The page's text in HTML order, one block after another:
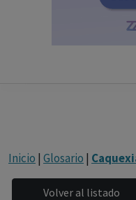
con ejercicio
fármacos se facilita a
Inicio | Glosario |